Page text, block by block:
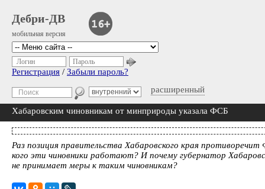
Дебри-ДВ
мобильная версия
расширенный
Логин Пароль
Регистрация / Забыли пароль?
Хабаровским чиновникам от минприроды указала ФСБ
Раз позиция правительства Хабаровского края
кого эти чиновники работают? И почему губернатор
не принимает меры к таким чиновникам?